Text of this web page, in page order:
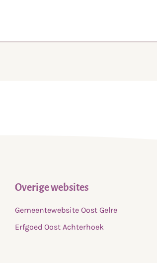
Overige websites
Gemeentewebsite Oost Gelre
Erfgoed Oost Achterhoek